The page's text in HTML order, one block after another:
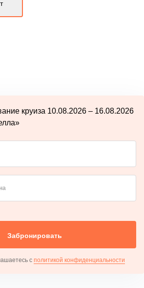
круиза 10.08.2026 – 16.08.2026
Забронировать
с политикой конфиденциальности